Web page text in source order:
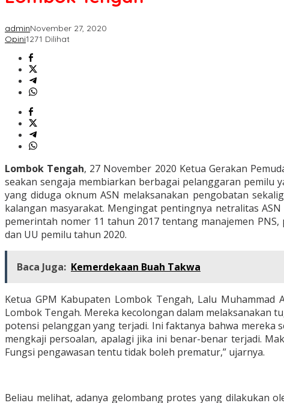
dan
kerja
adminNovember 27, 2020
Opini1271 Dilihat
Lombok Tengah, 27 November 2020 Ketua Gerakan
seakan sengaja membiarkan berbagai pelanggaran pemilu
yang diduga oknum ASN melaksanakan pengobatan
kalangan masyarakat. Mengingat pentingnya netralitas
pemerintah nomer 11 tahun 2017 tentang manajemen
dan UU pemilu tahun 2020.
Baca Juga: Kemerdekaan Buah Takwa
Ketua GPM Kabupaten Lombok Tengah, Lalu
Lombok Tengah. Mereka kecolongan dalam melaksanakan
potensi pelanggan yang terjadi. Ini faktanya bahwa mereka
mengkaji persoalan, apalagi jika ini benar-benar terjadi.
Fungsi pengawasan tentu tidak boleh prematur,” ujarnya.
Beliau melihat, adanya gelombang protes yang dilakukan